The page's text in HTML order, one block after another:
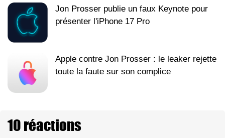
Jon Prosser publie un faux Keynote pour
présenter l'iPhone 17 Pro
Apple contre Jon Prosser : le leaker rejette
toute la faute sur son complice
10 réactions